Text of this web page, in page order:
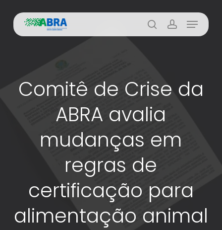
main
buscaaccount
Menu
Comitê de Crise da
ABRA avalia
mudanças em
regras de
certificação para
alimentação animal